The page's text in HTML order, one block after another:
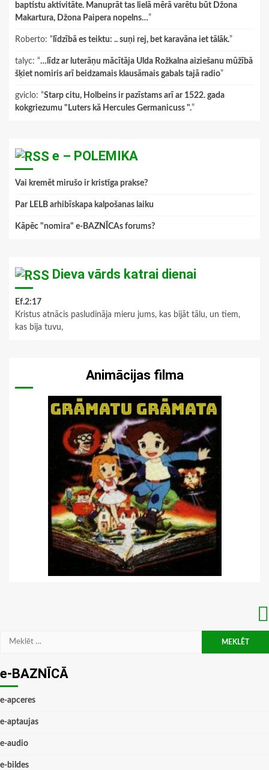
baptistu aktivitāte. Manuprāt tas lielā mērā varētu būt Džona
Makartura, Džona Paipera nopelns…”
Roberto: “ līdzībā es teiktu: .. suņi rej, bet karavāna iet tālāk.”
talyc: “…līdz ar luterāņu mācītāja Ulda Rožkalna aiziešanu mūžībā
šķiet nomiris arī beidzamais klausāmais gabals tajā radio”
gviclo: “Starp citu, Holbeins ir pazīstams arī ar 1522. gada
kokgriezumu "Luters kā Hercules Germanicuss ".”
e – POLEMIKA
Vai kremēt mirušo ir kristīga prakse?
Par LELB arhibīskapa kalpošanas laiku
Kāpēc "nomira" e-BAZNĪCAs forums?
Dieva vārds katrai dienai
Ef.2:17
Kristus atnācis pasludināja mieru jums, kas bijāt tālu, un tiem,
kas bija tuvu,
Animācijas filma
Meklēt:
e-BAZNĪCĀ
e-apceres
e-aptaujas
e-audio
e-bildes